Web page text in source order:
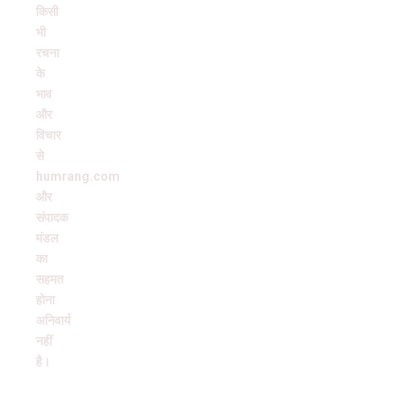
किसी
भी
रचना
के
भाव
और
विचार
से
humrang.com
और
संपादक
मंडल
का
सहमत
होना
अनिवार्य
नहीं
है।